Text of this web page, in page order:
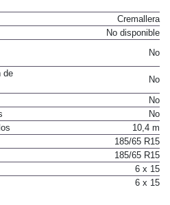
Cremallera
No disponible
No
de
No
No
No
10,4 m
185/65 R15
185/65 R15
6 x 15
6 x 15